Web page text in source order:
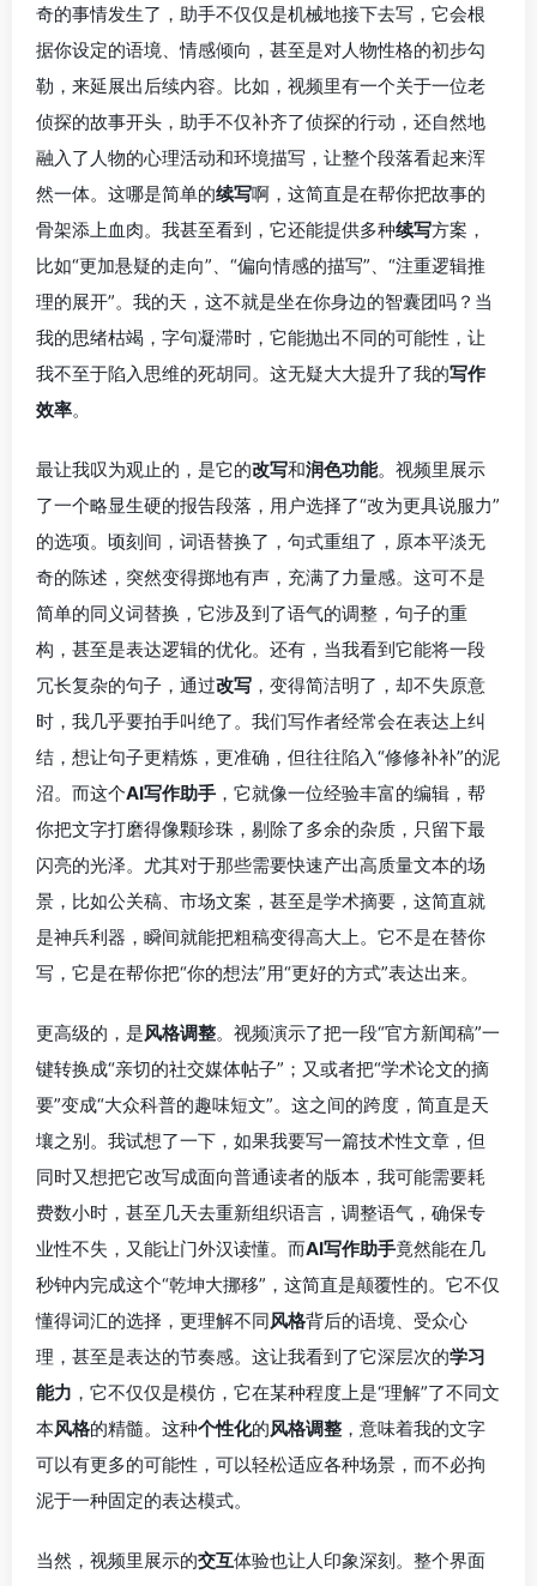
奇的事情发生了，助手不仅仅是机械地接下去写，它会根
据你设定的语境、情感倾向，甚至是对人物性格的初步勾
勒，来延展出后续内容。比如，视频里有一个关于一位老
侦探的故事开头，助手不仅补齐了侦探的行动，还自然地
融入了人物的心理活动和环境描写，让整个段落看起来浑
然一体。这哪是简单的续写啊，这简直是在帮你把故事的
骨架添上血肉。我甚至看到，它还能提供多种续写方案，
比如“更加悬疑的走向”、“偏向情感的描写”、“注重逻辑推
理的展开”。我的天，这不就是坐在你身边的智囊团吗？当
我的思绪枯竭，字句凝滞时，它能抛出不同的可能性，让
我不至于陷入思维的死胡同。这无疑大大提升了我的写作
效率。
最让我叹为观止的，是它的改写和润色功能。视频里展示
了一个略显生硬的报告段落，用户选择了“改为更具说服力”
的选项。顷刻间，词语替换了，句式重组了，原本平淡无
奇的陈述，突然变得掷地有声，充满了力量感。这可不是
简单的同义词替换，它涉及到了语气的调整，句子的重
构，甚至是表达逻辑的优化。还有，当我看到它能将一段
冗长复杂的句子，通过改写 ，变得简洁明了，却不失原意
时，我几乎要拍手叫绝了。我们写作者经常会在表达上纠
结，想让句子更精炼，更准确，但往往陷入“修修补补”的泥
沼。而这个AI写作助手 ，它就像一位经验丰富的编辑，帮
你把文字打磨得像颗珍珠，剔除了多余的杂质，只留下最
闪亮的光泽。尤其对于那些需要快速产出高质量文本的场
景，比如公关稿、市场文案，甚至是学术摘要，这简直就
是神兵利器，瞬间就能把粗稿变得高大上。它不是在替你
写，它是在帮你把“你的想法”用“更好的方式”表达出来。
更高级的，是风格调整。视频演示了把一段“官方新闻稿”一
键转换成“亲切的社交媒体帖子”；又或者把“学术论文的摘
要”变成“大众科普的趣味短文”。这之间的跨度，简直是天
壤之别。我试想了一下，如果我要写一篇技术性文章，但
同时又想把它改写成面向普通读者的版本，我可能需要耗
费数小时，甚至几天去重新组织语言，调整语气，确保专
业性不失，又能让门外汉读懂。而AI写作助手竟然能在几
秒钟内完成这个“乾坤大挪移”，这简直是颠覆性的。它不仅
懂得词汇的选择，更理解不同风格背后的语境、受众心
理，甚至是表达的节奏感。这让我看到了它深层次的学习
能力 ，它不仅仅是模仿，它在某种程度上是“理解”了不同文
本风格的精髓。这种个性化的风格调整 ，意味着我的文字
可以有更多的可能性，可以轻松适应各种场景，而不必拘
泥于一种固定的表达模式。
当然，视频里展示的交互体验也让人印象深刻。整个界面